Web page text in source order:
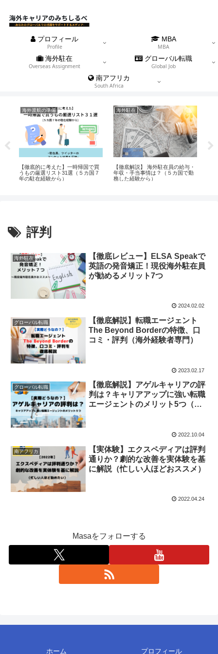
プロフィール
Profile
MBA
MBA
海外駐在
Overseas Assignment
グローバル転職
Global Job
南アフリカ
South Africa
海外渡航の準備
【徹底的に考えた】一時帰国で買
うもの厳選リスト31選（５カ国７
年の駐在経験から）
海外駐在
【徹底解説】 海外駐在員の給与・
年収・手当事情は？（５カ国で勤
務した経験から）
評判
海外駐在
【徹底レビュー】ELSA Speakで
英語の発音矯正！現役海外駐在員
が勧めるメリット7つ
2024.02.02
グローバル転職
【徹底解説】転職エージェント
The Beyond Borderの特徴、口
コミ・評判（海外経験者専門）
2023.02.17
グローバル転職
【徹底解説】アゲルキャリアの評
判は？キャリアアップに強い転職
エージェントのメリット5つ（実
2022.10.04
南アフリカ
【実体験】エクスペディアは評判
通りか？劇的な改善を実体験を基
に解説（忙しい人ほどおススメ）
2022.04.24
Masaをフォローする
ホーム プロフィール